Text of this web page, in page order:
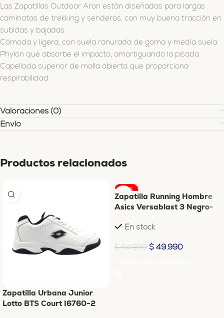
Las Zapatillas Outdoor Aron están diseñadas para largas
caminatas de trekking y senderos, con muy buena tracción en
subidas y bajadas.
Cómoda y ligera, con suela ranurada de goma y media suela
Phylon que absorbe el impacto, amortiguando la pisada.
Capellada superior de malla abierta que proporciona
respirabilidad.
Valoraciones (0)
Envío
Productos relacionados
Zapatilla Urbana Junior
Lotto BTS Court I6760-2
-23%
Zapatilla Running Hombre
Asics Versablast 3 Negro-
En stock
$64.990 $ 49.990